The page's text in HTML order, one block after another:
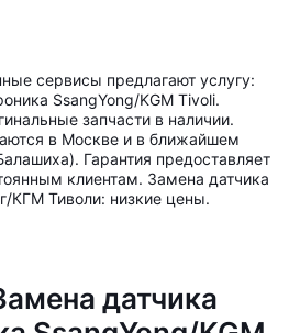
сервисы предлагают услугу:
SsangYong/KGM Tivoli.
запчасти в наличии.
в Москве и в ближайшем
Гарантия предоставляет
клиентам. Замена датчика
КГМ Тиволи: низкие цены.
датчика